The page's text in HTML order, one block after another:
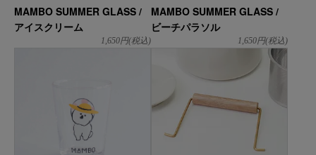
MAMBO SUMMER GLASS /
アイスクリーム
1,650円(税込)
MAMBO SUMMER GLASS /
ビーチパラソル
1,650円(税込)